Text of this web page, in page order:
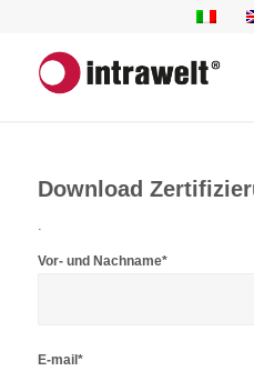
Download
.
Vor- und Nachname*
E-mail*